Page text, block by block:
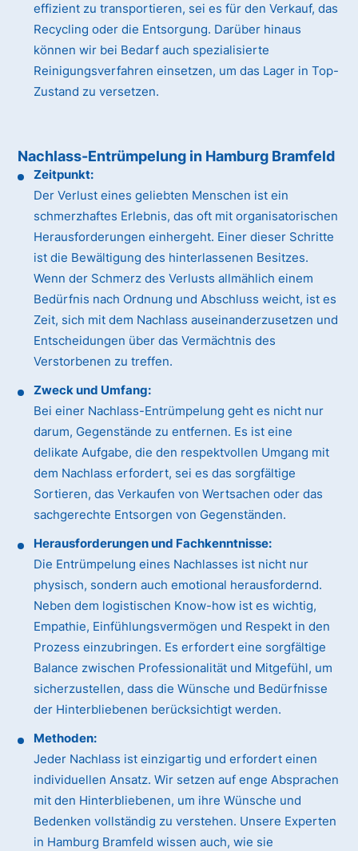
effizient zu transportieren, sei es für den Verkauf, das
Recycling oder die Entsorgung. Darüber hinaus
können wir bei Bedarf auch spezialisierte
Reinigungsverfahren einsetzen, um das Lager in Top-
Zustand zu versetzen.
Nachlass-Entrümpelung in Hamburg Bramfeld
Zeitpunkt:
Der Verlust eines geliebten Menschen ist ein
schmerzhaftes Erlebnis, das oft mit organisatorischen
Herausforderungen einhergeht. Einer dieser Schritte
ist die Bewältigung des hinterlassenen Besitzes.
Wenn der Schmerz des Verlusts allmählich einem
Bedürfnis nach Ordnung und Abschluss weicht, ist es
Zeit, sich mit dem Nachlass auseinanderzusetzen und
Entscheidungen über das Vermächtnis des
Verstorbenen zu treffen.
Zweck und Umfang:
Bei einer Nachlass-Entrümpelung geht es nicht nur
darum, Gegenstände zu entfernen. Es ist eine
delikate Aufgabe, die den respektvollen Umgang mit
dem Nachlass erfordert, sei es das sorgfältige
Sortieren, das Verkaufen von Wertsachen oder das
sachgerechte Entsorgen von Gegenständen.
Herausforderungen und Fachkenntnisse:
Die Entrümpelung eines Nachlasses ist nicht nur
physisch, sondern auch emotional herausfordernd.
Neben dem logistischen Know-how ist es wichtig,
Empathie, Einfühlungsvermögen und Respekt in den
Prozess einzubringen. Es erfordert eine sorgfältige
Balance zwischen Professionalität und Mitgefühl, um
sicherzustellen, dass die Wünsche und Bedürfnisse
der Hinterbliebenen berücksichtigt werden.
Methoden:
Jeder Nachlass ist einzigartig und erfordert einen
individuellen Ansatz. Wir setzen auf enge Absprachen
mit den Hinterbliebenen, um ihre Wünsche und
Bedenken vollständig zu verstehen. Unsere Experten
in Hamburg Bramfeld wissen auch, wie sie